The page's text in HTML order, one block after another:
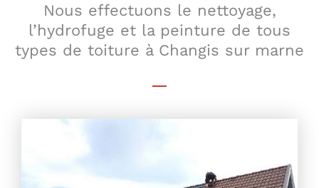
Nous effectuons le nettoyage,
l’hydrofuge et la peinture de tous
types de toiture à Changis sur marne